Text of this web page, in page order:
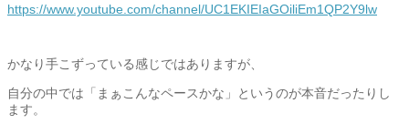
https://www.youtube.com/channel/UC1EKIEIaGOiliEm1QP2Y9lw
かなり手こずっている感じではありますが、
自分の中では「まぁこんなペースかな」
というのが本音だったりし
ます。